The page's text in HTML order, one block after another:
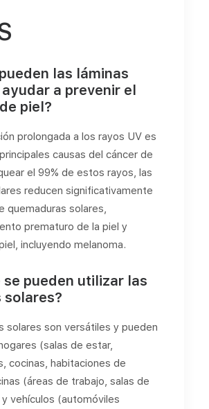
las láminas
a prevenir el
piel?
prolongada a los rayos UV es
causas del cáncer de
el 99% de estos rayos, las
reducen significativamente
quemaduras solares,
prematuro de la piel y
incluyendo melanoma.
se pueden utilizar las
solares?
solares son versátiles y pueden
(salas de estar,
cocinas, habitaciones de
(áreas de trabajo, salas de
vehículos (automóviles